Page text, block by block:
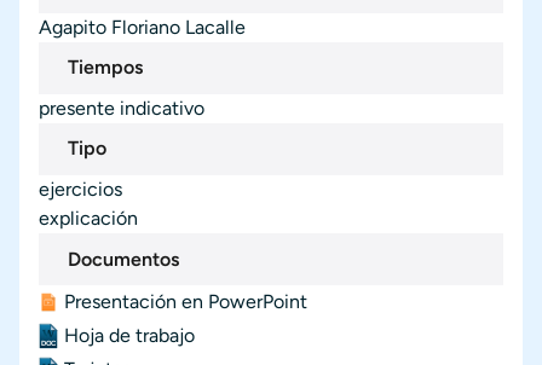
Agapito Floriano Lacalle
Tiempos
presente indicativo
Tipo
ejercicios
explicación
Documentos
Documento
Presentación en PowerPoint
Documento
Hoja de trabajo